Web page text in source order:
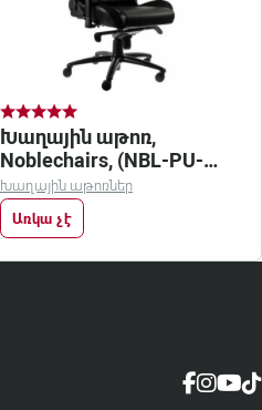
Խաղային աթոռ,
Noblechairs, (NBL-PU-
BLA-002)
Խաղային աթոռներ
Առկա չէ